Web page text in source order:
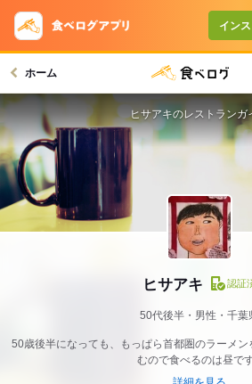
イン
ホーム
ヒサアキ 認証
50代後半・男性・千葉
50歳後半になっても、もっぱら首都圏のラーメ
むので食べるのは昼です
ヒサアキのレストランガ